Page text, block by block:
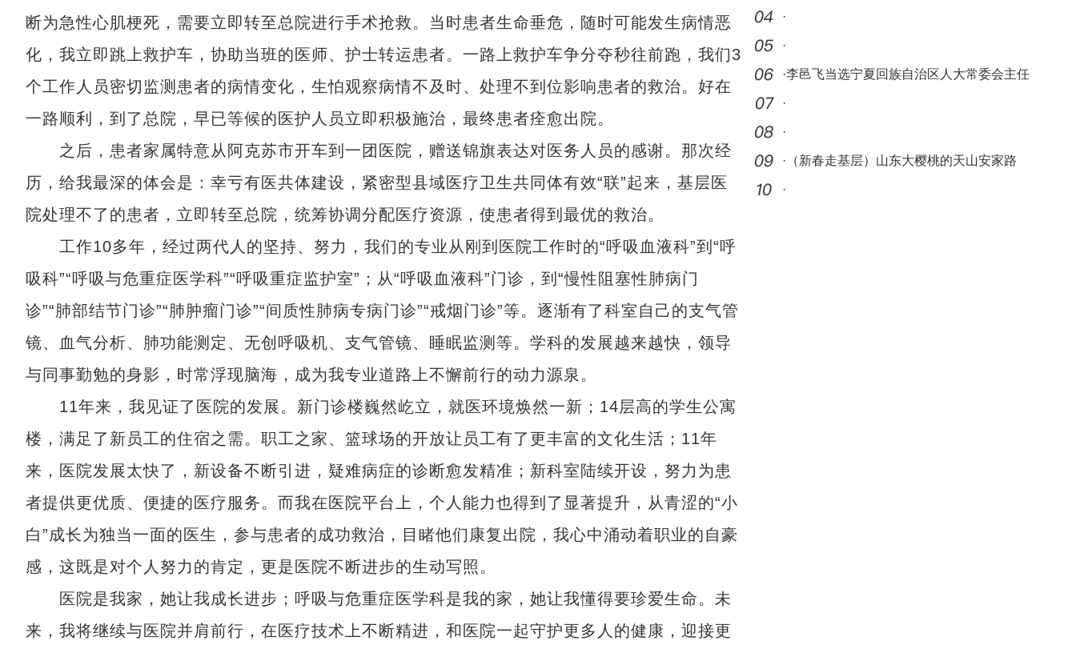
断为急性心肌梗死，需要立即转至总院进行手术抢救。当时患者生命垂危，随时可能发生病情恶
化，我立即跳上救护车，协助当班的医师、护士转运患者。一路上救护车争分夺秒往前跑，我们3
个工作人员密切监测患者的病情变化，生怕观察病情不及时、处理不到位影响患者的救治。好在
一路顺利，到了总院，早已等候的医护人员立即积极施治，最终患者痊愈出院。
之后，患者家属特意从阿克苏市开车到一团医院，赠送锦旗表达对医务人员的感谢。那次经
历，给我最深的体会是：幸亏有医共体建设，紧密型县域医疗卫生共同体有效“联”起来，基层医
院处理不了的患者，立即转至总院，统筹协调分配医疗资源，使患者得到最优的救治。
工作10多年，经过两代人的坚持、努力，我们的专业从刚到医院工作时的“呼吸血液科”到“呼
吸科”“呼吸与危重症医学科”“呼吸重症监护室”；从“呼吸血液科”门诊，到“慢性阻塞性肺病门
诊”“肺部结节门诊”“肺肿瘤门诊”“间质性肺病专病门诊”“戒烟门诊”等。逐渐有了科室自己的支气管
镜、血气分析、肺功能测定、无创呼吸机、支气管镜、睡眠监测等。学科的发展越来越快，领导
与同事勤勉的身影，时常浮现脑海，成为我专业道路上不懈前行的动力源泉。
11年来，我见证了医院的发展。新门诊楼巍然屹立，就医环境焕然一新；14层高的学生公寓
楼，满足了新员工的住宿之需。职工之家、篮球场的开放让员工有了更丰富的文化生活；11年
来，医院发展太快了，新设备不断引进，疑难病症的诊断愈发精准；新科室陆续开设，努力为患
者提供更优质、便捷的医疗服务。而我在医院平台上，个人能力也得到了显著提升，从青涩的“小
白”成长为独当一面的医生，参与患者的成功救治，目睹他们康复出院，我心中涌动着职业的自豪
感，这既是对个人努力的肯定，更是医院不断进步的生动写照。
医院是我家，她让我成长进步；呼吸与危重症医学科是我的家，她让我懂得要珍爱生命。未
来，我将继续与医院并肩前行，在医疗技术上不断精进，和医院一起守护更多人的健康，迎接更
·
·
·李邑飞当选宁夏回族自治区人大常委会主任
·
·
· （新春走基层）山东大樱桃的天山安家路
·